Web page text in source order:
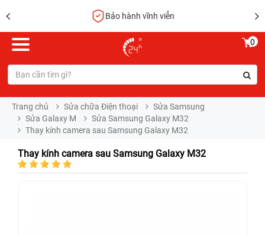
Bảo hành vĩnh viễn
0
Trang chủ Sửa chữa Điện thoại
Sửa Samsung
Sửa Galaxy M
Sửa Samsung Galaxy M32
Thay kính camera sau Samsung Galaxy M32
Thay kính camera sau Samsung Galaxy M32